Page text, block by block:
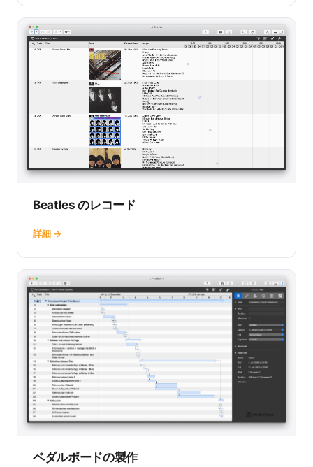
Beatles のレコード
詳細 →
ペダルボードの製作